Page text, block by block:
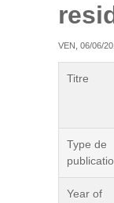
VEN, 06/06/
Titre
Type de
Year of